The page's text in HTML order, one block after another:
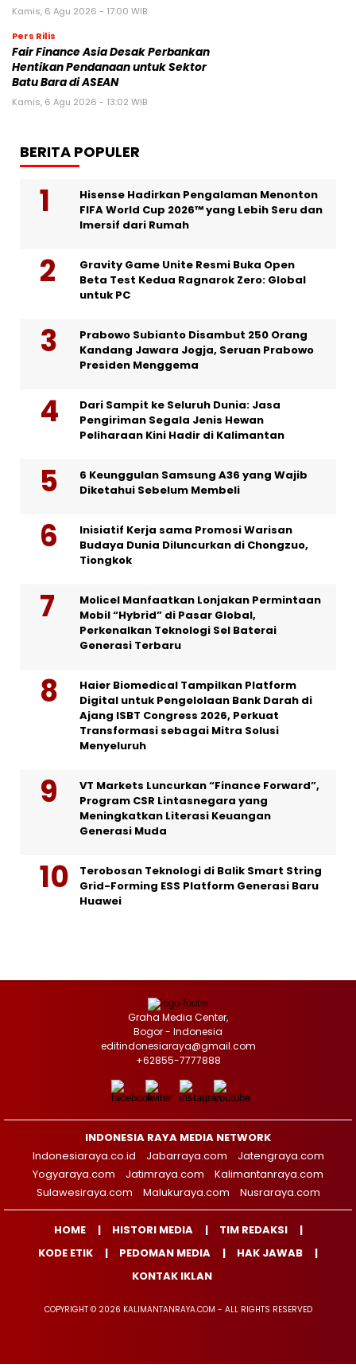
Kamis, 6 Agu 2026 - 17:00 WIB
Pers Rilis
Fair Finance Asia Desak Perbankan
Hentikan Pendanaan untuk Sektor
Batu Bara di ASEAN
Kamis, 6 Agu 2026 - 13:02 WIB
BERITA POPULER
Hisense Hadirkan Pengalaman Menonton
FIFA World Cup 2026™ yang Lebih Seru dan
Imersif dari Rumah
Gravity Game Unite Resmi Buka Open
Beta Test Kedua Ragnarok Zero: Global
untuk PC
Prabowo Subianto Disambut 250 Orang
Kandang Jawara Jogja, Seruan Prabowo
Presiden Menggema
Dari Sampit ke Seluruh Dunia: Jasa
Pengiriman Segala Jenis Hewan
Peliharaan Kini Hadir di Kalimantan
6 Keunggulan Samsung A36 yang Wajib
Diketahui Sebelum Membeli
Inisiatif Kerja sama Promosi Warisan
Budaya Dunia Diluncurkan di Chongzuo,
Tiongkok
Molicel Manfaatkan Lonjakan Permintaan
Mobil “Hybrid” di Pasar Global,
Perkenalkan Teknologi Sel Baterai
Generasi Terbaru
Haier Biomedical Tampilkan Platform
Digital untuk Pengelolaan Bank Darah di
Ajang ISBT Congress 2026, Perkuat
Transformasi sebagai Mitra Solusi
Menyeluruh
VT Markets Luncurkan “Finance Forward”,
Program CSR Lintasnegara yang
Meningkatkan Literasi Keuangan
Generasi Muda
Terobosan Teknologi di Balik Smart String
Grid-Forming ESS Platform Generasi Baru
Huawei
Graha Media Center,
Bogor - Indonesia
editindonesiaraya@gmail.com
+62855-7777888
INDONESIA RAYA MEDIA NETWORK
Indonesiaraya.co.id
Jabarraya.com
Jatengraya.com
Yogyaraya.com
Jatimraya.com
Kalimantanraya.com
Sulawesiraya.com
Malukuraya.com Nusraraya.com
HOME HISTORI MEDIA
TIM REDAKSI
KODE ETIK
PEDOMAN MEDIA
HAK JAWAB
KONTAK IKLAN
COPYRIGHT © 2026 KALIMANTANRAYA.COM - ALL RIGHTS RESERVED